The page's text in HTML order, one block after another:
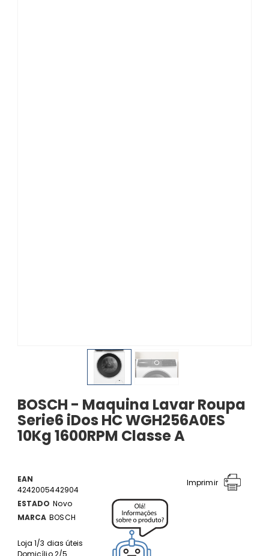
BOSCH - Maquina Lavar Roupa
Serie6 iDos HC WGH256A0ES
10Kg 1600RPM Classe A
EAN
4242005442904
ESTADO Novo
MARCA BOSCH
Loja 1/3 dias úteis
Imprimir